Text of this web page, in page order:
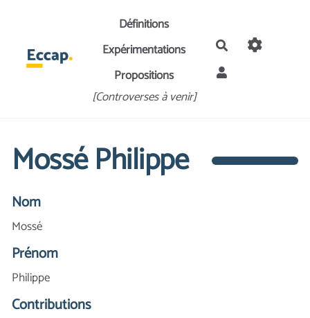
Aller au contenu principalDéfinitions
Expérimentations
Propositions
[Controverses à venir]
Rechercher
Mossé Philippe
Nom
Mossé
Prénom
Philippe
Contributions